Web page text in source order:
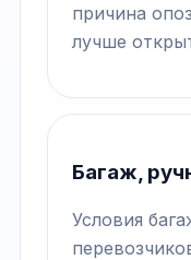
причина
лучше
Багаж,
Условия